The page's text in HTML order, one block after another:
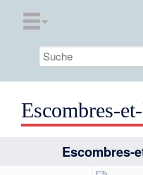
Escombres-
Escombres-